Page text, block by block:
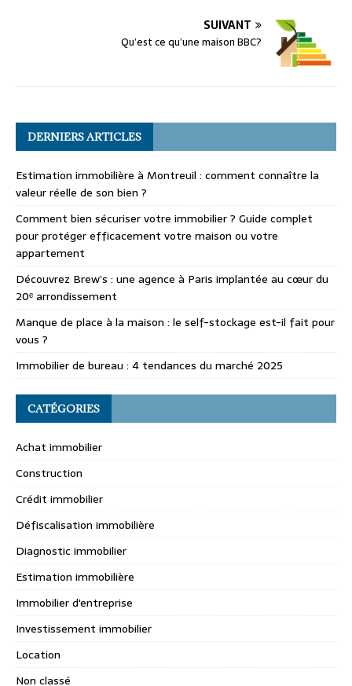
SUIVANT
Qu’est ce qu’une maison BBC?
DERNIERS ARTICLES
Estimation immobilière à Montreuil : comment connaître la
valeur réelle de son bien ?
Comment bien sécuriser votre immobilier ? Guide complet
pour protéger efficacement votre maison ou votre
appartement
Découvrez Brew’s : une agence à Paris implantée au cœur du
20ᵉ arrondissement
Manque de place à la maison : le self-stockage est-il fait pour
vous ?
Immobilier de bureau : 4 tendances du marché 2025
CATÉGORIES
Achat immobilier
Construction
Crédit immobilier
Défiscalisation immobilière
Diagnostic immobilier
Estimation immobilière
Immobilier d'entreprise
Investissement immobilier
Location
Non classé